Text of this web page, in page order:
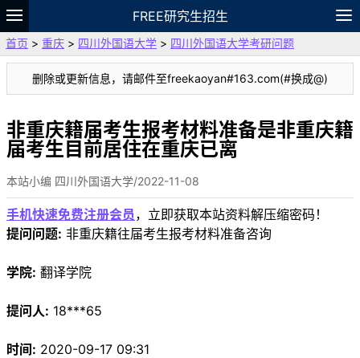
FREE研究生招生
题库
故事 专题 APP 笔记
论坛
VIP
资料
首页 > 重庆 > 四川外国语大学 > 四川外国语大学考研问题
删除或更新信息，请邮件至freekaoyan#163.com(#换成@)
非重庆籍届考生报考材料准备是非重庆籍
届考生目前居住在重庆已离
本站小编 四川外国语大学/2022-11-08
手机快速免费注册会员 ，立即获取本站资料解压缩密码！
提问问题: 非重庆籍往届考生报考材料准备咨询
学院: 翻译学院
提问人: 18***65
时间: 2020-09-17 09:31